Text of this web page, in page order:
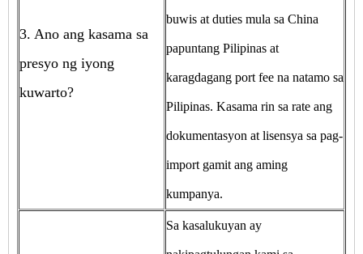
3. Ano ang kasama sa
presyo ng iyong
kuwarto?
buwis at duties mula sa China
papuntang Pilipinas at
karagdagang port fee na natamo sa
Pilipinas. Kasama rin sa rate ang
dokumentasyon at lisensya sa pag-
import gamit ang aming
kumpanya.
Sa kasalukuyan ay